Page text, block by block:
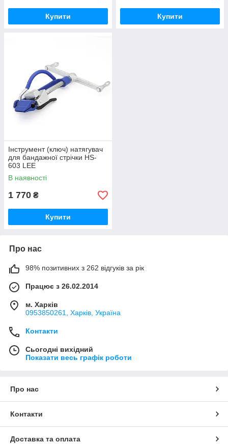
Купити Купити
Інструмент (ключ) натягувач
для бандажної стрічки HS-
603 LEE
В наявності
1 770 ₴
Купити
Про нас
98% позитивних з 262 відгуків за рік
Працює з 26.02.2014
м. Харків
0953850261, Харків, Україна
Контакти
Сьогодні вихідний
Показати весь графік роботи
Про нас
Контакти
Доставка та оплата